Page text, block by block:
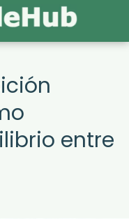
entre